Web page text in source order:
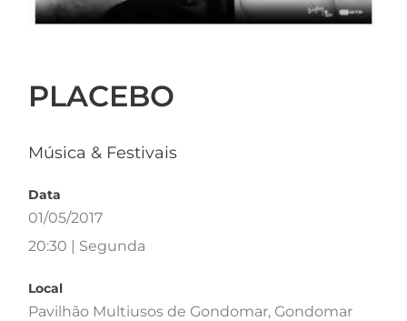
PLACEBO
Música & Festivais
Data
01/05/2017
20:30 | Segunda
Local
Pavilhão Multiusos de Gondomar, Gondomar